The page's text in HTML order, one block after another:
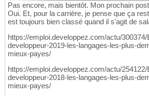
Pas encore, mais bientôt. Mon prochain
Oui. Et, pour la carrière, je pense que ça
est toujours bien classé quand il s'agit de
https://emploi.developpez.com/actu/
developpeur-2019-les-langages-les-plus-
mieux-payes/
https://emploi.developpez.com/actu/
developpeur-2018-les-langages-les-plus-
mieux-payes/